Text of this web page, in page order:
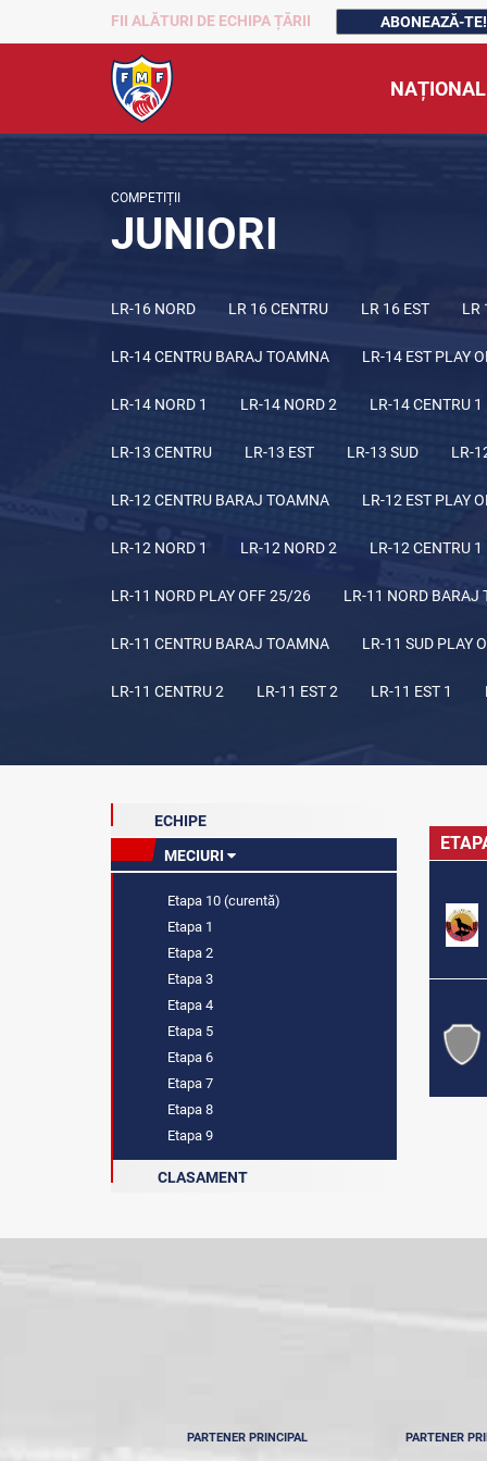
FII ALĂTURI DE ECHIPA ȚĂRII ABONEAZĂ-TE!
COMPETIȚII
JUNIORI
LR-16 NORD LR 16 CENTRU LR 16 EST LR
LR-14 CENTRU BARAJ TOAMNA LR-14 EST PLAY
LR-14 NORD 1 LR-14 NORD 2 LR-14 CENTRU 1
LR-13 CENTRU LR-13 EST LR-13 SUD LR-
LR-12 CENTRU BARAJ TOAMNA LR-12 EST PLAY
LR-12 NORD 1 LR-12 NORD 2 LR-12 CENTRU 1
LR-11 NORD PLAY OFF 25/26 LR-11 NORD BARAJ
LR-11 CENTRU BARAJ TOAMNA LR-11 SUD PLAY
LR-11 CENTRU 2 LR-11 EST 2 LR-11 EST 1
ECHIPE
MECIURI
Etapa 10 (curentă)
Etapa 1
Etapa 2
Etapa 3
Etapa 4
Etapa 5
Etapa 6
Etapa 7
Etapa 8
Etapa 9
CLASAMENT
PARTENER PRINCIPAL PARTENER